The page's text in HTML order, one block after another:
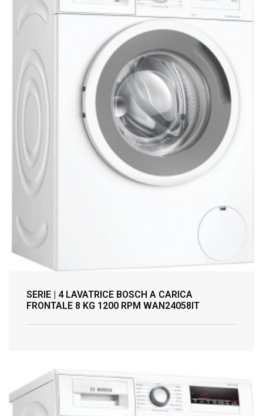
SERIE | 4 LAVATRICE BOSCH A CARICA
FRONTALE 8 KG 1200 RPM WAN24058IT